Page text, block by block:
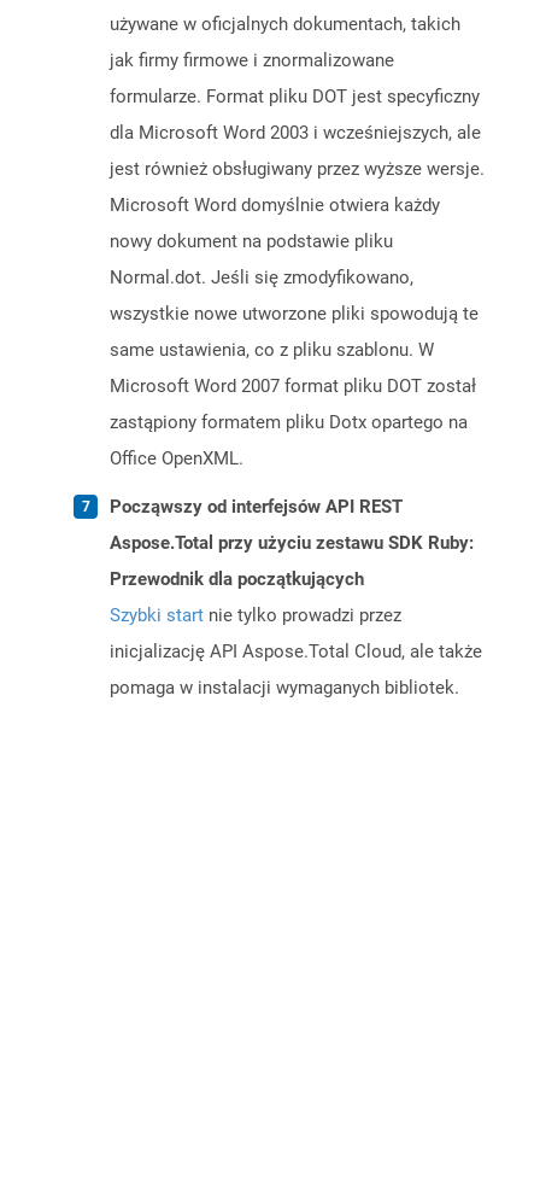
używane w oficjalnych dokumentach, takich
jak firmy firmowe i znormalizowane
formularze. Format pliku DOT jest specyficzny
dla Microsoft Word 2003 i wcześniejszych, ale
jest również obsługiwany przez wyższe wersje.
Microsoft Word domyślnie otwiera każdy
nowy dokument na podstawie pliku
Normal.dot. Jeśli się zmodyfikowano,
wszystkie nowe utworzone pliki spowodują te
same ustawienia, co z pliku szablonu. W
Microsoft Word 2007 format pliku DOT został
zastąpiony formatem pliku Dotx opartego na
Office OpenXML.
Począwszy od interfejsów API REST
Aspose.Total przy użyciu zestawu SDK Ruby:
Przewodnik dla początkujących
Szybki start nie tylko prowadzi przez
inicjalizację API Aspose.Total Cloud, ale także
pomaga w instalacji wymaganych bibliotek.